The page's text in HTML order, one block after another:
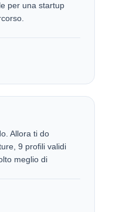
per una startup
Allora ti do
9 profili validi
meglio di